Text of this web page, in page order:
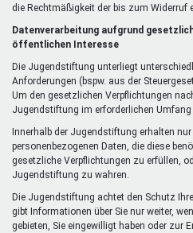
die Rechtmäßigkeit der bis zum Widerruf
Datenverarbeitung aufgrund
öffentlichen Interesse
Die Jugendstiftung unterliegt
Anforderungen (bspw. aus der
Um den gesetzlichen Verpflichtungen
Jugendstiftung im erforderlichen Umfang
Innerhalb der Jugendstiftung erhalten
personenbezogenen Daten, die diese
gesetzliche Verpflichtungen zu erfüllen,
Jugendstiftung zu wahren.
Die Jugendstiftung achtet den Schutz
gibt Informationen über Sie nur weiter,
gebieten, Sie eingewilligt haben oder zur